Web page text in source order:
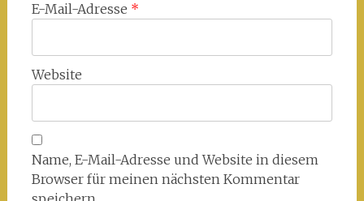
E-Mail-Adresse *
Website
Name, E-Mail-Adresse und Website in diesem
Browser für meinen nächsten Kommentar